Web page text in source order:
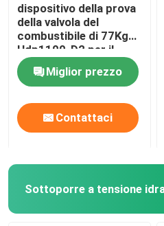
dispositivo della prova
della valvola del
combustibile di 77Kg
Hdp1100-D2 per il
tester del motore
diesel del MCC Meb
Mec Mk
Miglior prezzo
Contattaci
Sottoporre a tensione